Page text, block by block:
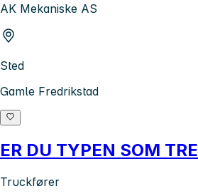
AK Mekaniske AS
Sted
Gamle Fredrikstad
ER DU TYPEN SOM
Truckfører